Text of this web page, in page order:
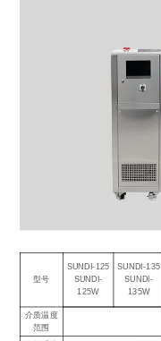
型号
SUNDI-125
SUNDI-
125W
SUNDI-135
SUNDI-
135W
介质温度
范围